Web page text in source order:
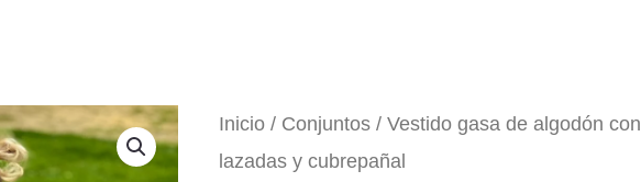
Inicio / Conjuntos / Vestido gasa de algodón con
lazadas y cubrepañal